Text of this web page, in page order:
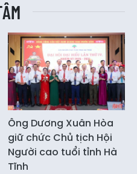
Ông Dương Xuân Hòa
giữ chức Chủ tịch Hội
Người cao tuổi tỉnh Hà
Tĩnh